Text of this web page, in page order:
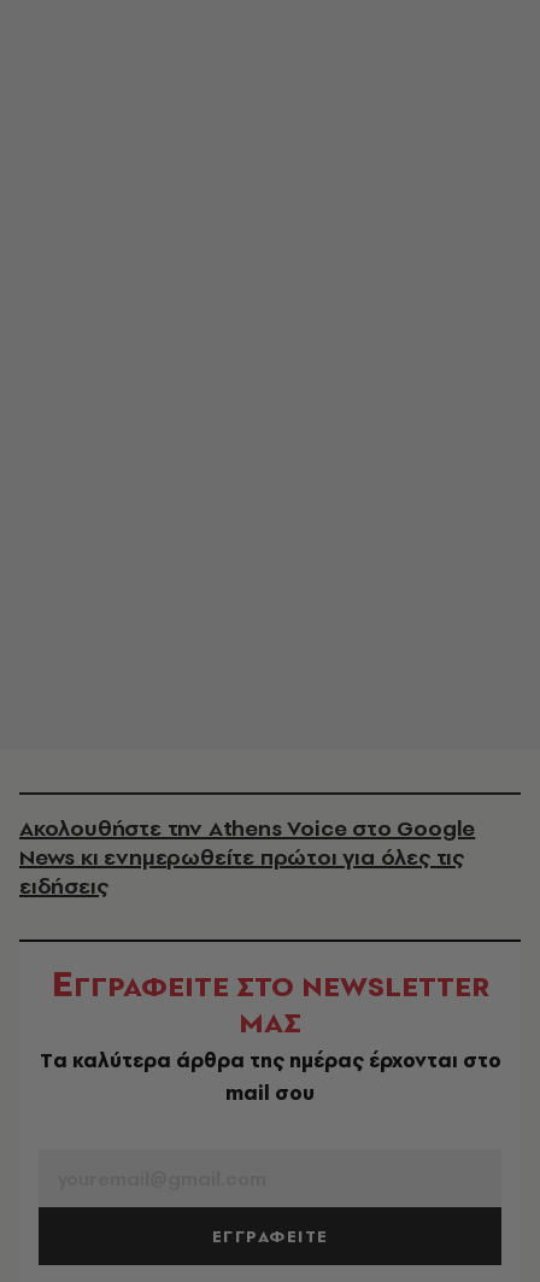
Ακολουθήστε την Athens Voice στο Google
News κι ενημερωθείτε πρώτοι για όλες τις
ειδήσεις
ΕΓΓΡΑΦΕΙΤΕ ΣΤΟ NEWSLETTER
ΜΑΣ
Tα καλύτερα άρθρα της ημέρας έρχονται στο
mail σου
ΕΓΓΡΑΦΕΙΤΕ